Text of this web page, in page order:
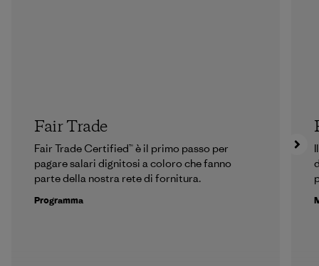
Fair Trade
Fair Trade Certified™ è il primo passo per
pagare salari dignitosi a coloro che fanno
parte della nostra rete di fornitura.
Programma